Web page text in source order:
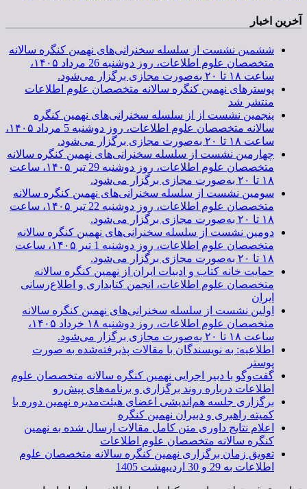
آخرین اخبار
ششمین نشست از سلسله سخنرانی‌های نهمین کنگره سالانه
متخصصان علوم اطلاعات، روز دوشنبه 26 مرداد ۱۴۰۵،
ساعت ۱۸ تا ۲۰ به‌صورت مجازی برگزار می‌شود.
پوسترهای نهمین کنگره سالانه متخصصان علوم اطلاعات
منتشر شد
پنجمین نشست از از سلسله سخنرانی‌های نهمین کنگره
سالانه متخصصان علوم اطلاعات، روز دوشنبه 5 مرداد ۱۴۰۵،
ساعت ۱۸ تا ۲۰ به‌صورت مجازی برگزار می‌شود.
چهارمین نشست از سلسله سخنرانی‌های نهمین کنگره سالانه
متخصصان علوم اطلاعات، روز دوشنبه 29 تیر ۱۴۰۵، ساعت
۱۸ تا ۲۰ به‌صورت مجازی برگزار می‌شود.
سومین نشست از سلسله سخنرانی‌های نهمین کنگره سالانه
متخصصان علوم اطلاعات، روز دوشنبه 22 تیر ۱۴۰۵، ساعت
۱۸ تا ۲۰ به‌صورت مجازی برگزار می‌شود.
دومین نشست از سلسله سخنرانی‌های نهمین کنگره سالانه
متخصصان علوم اطلاعات، روز دوشنبه 1 تیر ۱۴۰۵، ساعت
۱۸ تا ۲۰ به‌صورت مجازی برگزار می‌شود.
حمایت خانه کتاب و ادبیات ایران از نهمین کنگره سالانه
متخصصان علوم اطلاعات، انجمن کتابداری و اطلاع‌رسانی
ایران
اولین نشست از سلسله سخنرانی‌های نهمین کنگره سالانه
متخصصان علوم اطلاعات، روز دوشنبه ۱۸ خرداد ۱۴۰۵،
ساعت ۱۸ تا ۲۰ به‌صورت مجازی برگزار می‌شود.
اطلاعیه: به نویسندگان با مقالات پذیرفته‌شده به صورت
پوستر
گفت‌وگو با دبیر اجرایی نهمین کنگره سالانه متخصصان علوم
اطلاعات درباره روند برگزاری و برنامه‌های پیش‌رو
برگزاری جلسه هم‌اندیشی اعضای هیئت‌مدیره نهمین دوره با
کمیته راهبری و دبیران نهمین کنگره
اعلام نتایج داوری متن کامل مقالات ارسال شده به نهمین
کنگره سالانه متخصصان علوم اطلاعات
تعویق زمان برگزاری نهمین کنگره سالانه متخصصان علوم
اطلاعات به 29 و 30 اردیبهشت 1405